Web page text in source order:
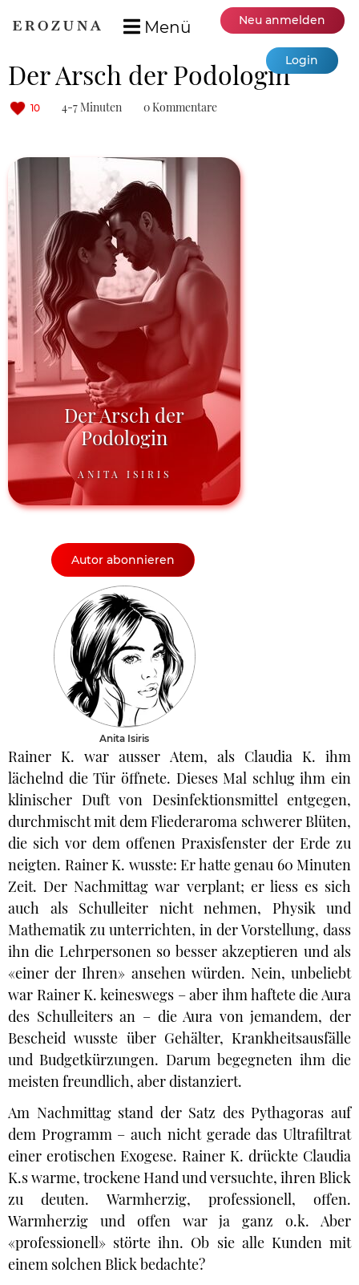
Menü Neu anmelden
Login
Der Arsch der Podologin
10 4-7 Minuten 0 Kommentare
Der Arsch der
Podologin
ANITA ISIRIS
Autor abonnieren
Anita Isiris
Rainer K. war ausser Atem, als Claudia K. ihm
lächelnd die Tür öffnete. Dieses Mal schlug ihm ein
klinischer Duft von Desinfektionsmittel entgegen,
durchmischt mit dem Fliederaroma schwerer Blüten,
die sich vor dem offenen Praxisfenster der Erde zu
neigten. Rainer K. wusste: Er hatte genau 60 Minuten
Zeit. Der Nachmittag war verplant; er liess es sich
auch als Schulleiter nicht nehmen, Physik und
Mathematik zu unterrichten, in der Vorstellung, dass
ihn die Lehrpersonen so besser akzeptieren und als
«einer der Ihren» ansehen würden. Nein, unbeliebt
war Rainer K. keineswegs – aber ihm haftete die Aura
des Schulleiters an – die Aura von jemandem, der
Bescheid wusste über Gehälter, Krankheitsausfälle
und Budgetkürzungen. Darum begegneten ihm die
meisten freundlich, aber distanziert.
Am Nachmittag stand der Satz des Pythagoras auf
dem Programm – auch nicht gerade das Ultrafiltrat
einer erotischen Exogese. Rainer K. drückte Claudia
K.s warme, trockene Hand und versuchte, ihren Blick
zu deuten. Warmherzig, professionell, offen.
Warmherzig und offen war ja ganz o.k. Aber
«professionell» störte ihn. Ob sie alle Kunden mit
einem solchen Blick bedachte?